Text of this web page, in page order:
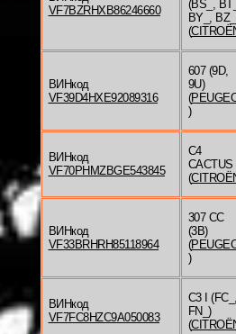
VF7BZRHXB86246660
(BS_,
BY_,
(
ВИНкод
VF39D4HXE92089316
607 (9D,
9U)
(
)
ВИНкод
VF70PHMZBGE543845
C4
CACTUS
(
ВИНкод
VF33BRHRH85118964
307 CC
(3B)
(
)
ВИНкод
VF7FC8HZC9A050083
C3 I (FC_,
FN_)
(